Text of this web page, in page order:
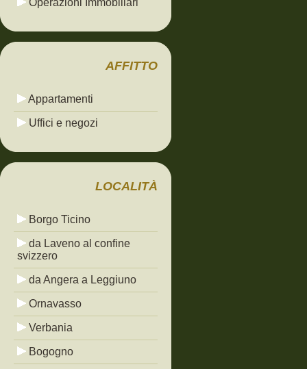
Operazioni Immobiliari
AFFITTO
Appartamenti
Uffici e negozi
LOCALITÀ
Borgo Ticino
da Laveno al confine
svizzero
da Angera a Leggiuno
Ornavasso
Verbania
Bogogno